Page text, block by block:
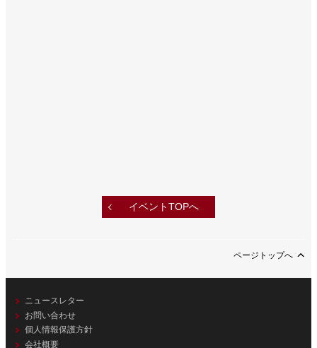
イベントTOPへ
ページトップへ
ニュースレター
お問い合わせ
個人情報保護方針
会社概要